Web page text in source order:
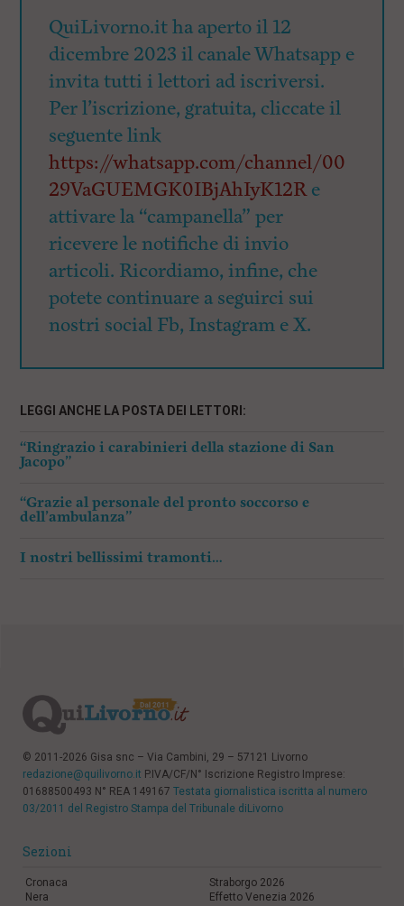
QuiLivorno.it ha aperto il 12
dicembre 2023 il canale Whatsapp e
invita tutti i lettori ad iscriversi.
Per l’iscrizione, gratuita, cliccate il
seguente link
https://whatsapp.com/channel/00
29VaGUEMGK0IBjAhIyK12Re
attivare la “campanella” per
ricevere le notifiche di invio
articoli. Ricordiamo, infine, che
potete continuare a seguirci sui
nostri social Fb, Instagram e X.
LEGGI ANCHE LA POSTA DEI LETTORI:
“Ringrazio i carabinieri della stazione di San
Jacopo”
“Grazie al personale del pronto soccorso e
dell’ambulanza”
I nostri bellissimi tramonti…
© 2011-2026 Gisa snc – Via Cambini, 29 – 57121 Livorno
redazione@quilivorno.it P.IVA/CF/N° Iscrizione Registro Imprese:
01688500493 N° REA 149167 Testata giornalistica iscritta al numero
03/2011 del Registro Stampa del Tribunale diLivorno
Sezioni
Cronaca
Nera
Straborgo 2026
Effetto Venezia 2026